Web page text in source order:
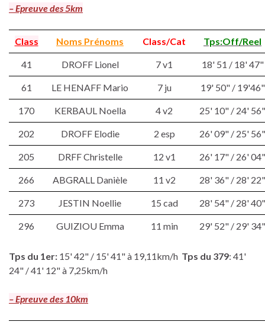
– Epreuve des 5km
Class Noms Prénoms Class/Cat Tps:Off/Reel
41 DROFF Lionel 7 v1 18' 51 / 18' 47"
61 LE HENAFF Mario 7 ju 19' 50" / 19'46"
170 KERBAUL Noella 4 v2 25' 10" / 24' 56"
202 DROFF Elodie 2 esp 26' 09" / 25' 56"
205 DRFF Christelle 12 v1 26' 17" / 26' 04"
266 ABGRALL Danièle 11 v2 28' 36" / 28' 22"
273 JESTIN Noellie 15 cad 28' 54" / 28' 40"
296 GUIZIOU Emma 11 min 29' 52" / 29' 34"
Tps du 1er: 15' 42" / 15' 41" à 19,11km/h Tps du 379: 41'
24" / 41' 12" à 7,25km/h
– Epreuve des 10km